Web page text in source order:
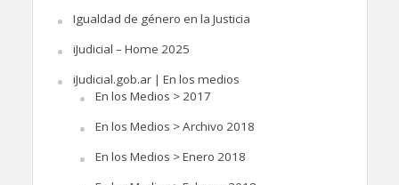
Igualdad de género en la Justicia
iJudicial – Home 2025
iJudicial.gob.ar | En los medios
En los Medios > 2017
En los Medios > Archivo 2018
En los Medios > Enero 2018